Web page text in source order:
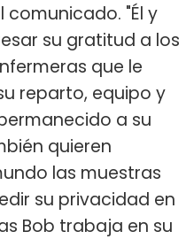
comunicado. "Él y
su gratitud a los
que le
reparto, equipo y
a su
quieren
las muestras
su privacidad en
Bob trabaja en su